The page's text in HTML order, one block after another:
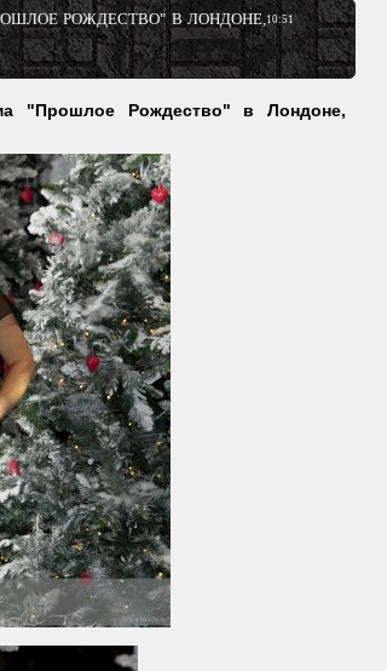
10:51
РОЖДЕСТВО" В ЛОНДОНЕ,
"Прошлое Рождество" в Лондоне,